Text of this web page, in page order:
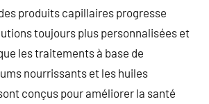
produits capillaires progresse
toujours plus personnalisées et
les traitements à base de
nourrissants et les huiles
conçus pour améliorer la santé